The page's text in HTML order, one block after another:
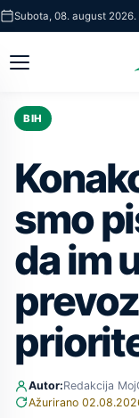
Skip
to
main
Subota, 08. august 2026.
Otvori
meni
BIH
smo
da im
Autor:Redakcija
Ažurirano